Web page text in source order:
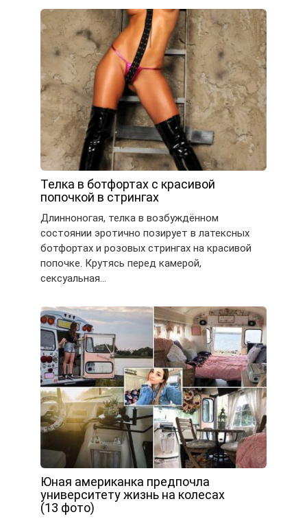
Телка в ботфортах с красивой
попочкой в стрингах
Длинноногая, телка в возбуждённом
состоянии эротично позирует в латексных
ботфортах и розовых стрингах на красивой
попочке. Крутясь перед камерой,
сексуальная…
Юная американка предпочла
университету жизнь на колесах
(13 фото)